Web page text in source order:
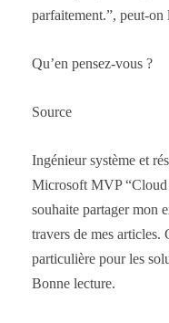
parfaitement.”, peut-on
Qu’en pensez-vous ?
Source
Ingénieur système et
Microsoft MVP “Cloud
souhaite partager mon
travers de mes articles.
particulière pour les
Bonne lecture.